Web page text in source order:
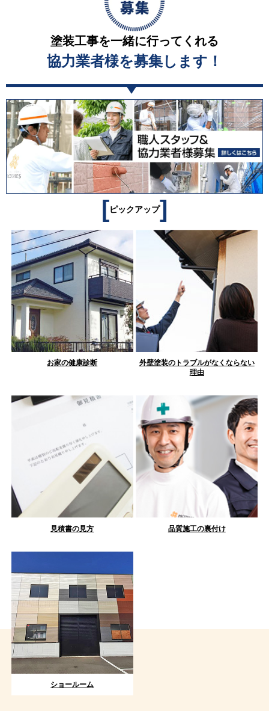
塗装工事を一緒に行ってくれる
協力業者様を募集します！
[ピックアップ]
お家の健康診断
外壁塗装のトラブルがなくならない
理由
見積書の見方 品質施工の裏付け
ショールーム